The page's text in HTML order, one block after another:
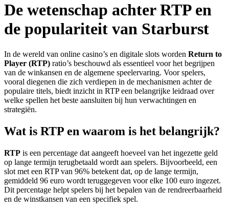
De wetenschap achter RTP en
de populariteit van Starburst
In de wereld van online casino’s en digitale slots worden Return to
Player (RTP) ratio’s beschouwd als essentieel voor het begrijpen
van de winkansen en de algemene speelervaring. Voor spelers,
vooral diegenen die zich verdiepen in de mechanismen achter de
populaire titels, biedt inzicht in RTP een belangrijke leidraad over
welke spellen het beste aansluiten bij hun verwachtingen en
strategiën.
Wat is RTP en waarom is het belangrijk?
RTP is een percentage dat aangeeft hoeveel van het ingezette geld
op lange termijn terugbetaald wordt aan spelers. Bijvoorbeeld, een
slot met een RTP van 96% betekent dat, op de lange termijn,
gemiddeld 96 euro wordt teruggegeven voor elke 100 euro ingezet.
Dit percentage helpt spelers bij het bepalen van de rendreerbaarheid
en de winstkansen van een specifiek spel.